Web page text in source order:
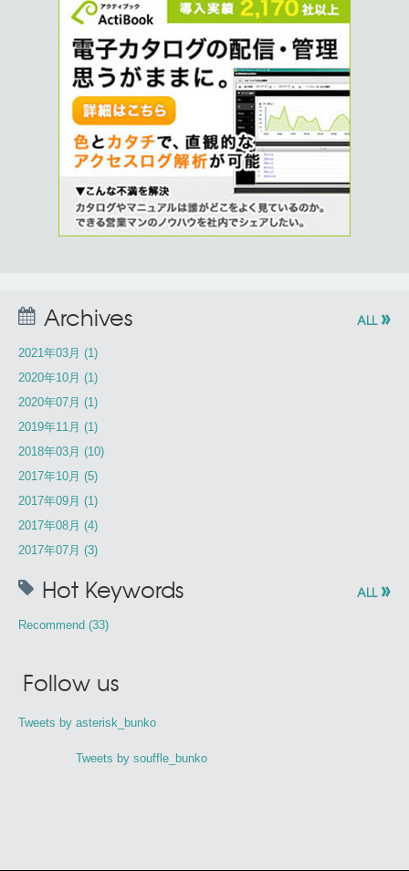
Archives ALL »
2021年03月 (1)
2020年10月 (1)
2020年07月 (1)
2019年11月 (1)
2018年03月 (10)
2017年10月 (5)
2017年09月 (1)
2017年08月 (4)
2017年07月 (3)
Hot Keywords ALL »
Recommend (33)
Follow us
Tweets by asterisk_bunko
Tweets by souffle_bunko